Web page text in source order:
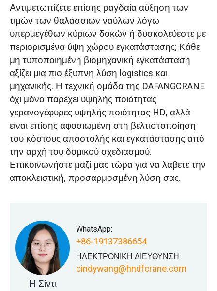
Αντιμετωπίζετε επίσης ραγδαία αύξηση των
τιμών των θαλάσσιων ναύλων λόγω
υπερμεγέθων κύριων δοκών ή δυσκολεύεστε με
περιορισμένα ύψη χώρου εγκατάστασης; Κάθε
μη τυποποιημένη βιομηχανική εγκατάσταση
αξίζει μια πιο έξυπνη λύση logistics και
μηχανικής. Η τεχνική ομάδα της DAFANGCRANE
όχι μόνο παρέχει υψηλής ποιότητας
γερανογέφυρες υψηλής ποιότητας HD, αλλά
είναι επίσης αφοσιωμένη στη βελτιστοποίηση
του κόστους αποστολής και εγκατάστασης από
την αρχή του δομικού σχεδιασμού.
Επικοινωνήστε μαζί μας τώρα για να λάβετε την
αποκλειστική, προσαρμοσμένη λύση σας.
Η Σίντι
WhatsApp:
+86-19137386654
ΗΛΕΚΤΡΟΝΙΚΗ ΔΙΕΥΘΥΝΣΗ:
cindywang@hndfcrane.com